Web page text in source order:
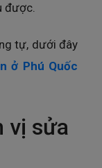
được.
tự, dưới đây
ở Phú Quốc
vị sửa